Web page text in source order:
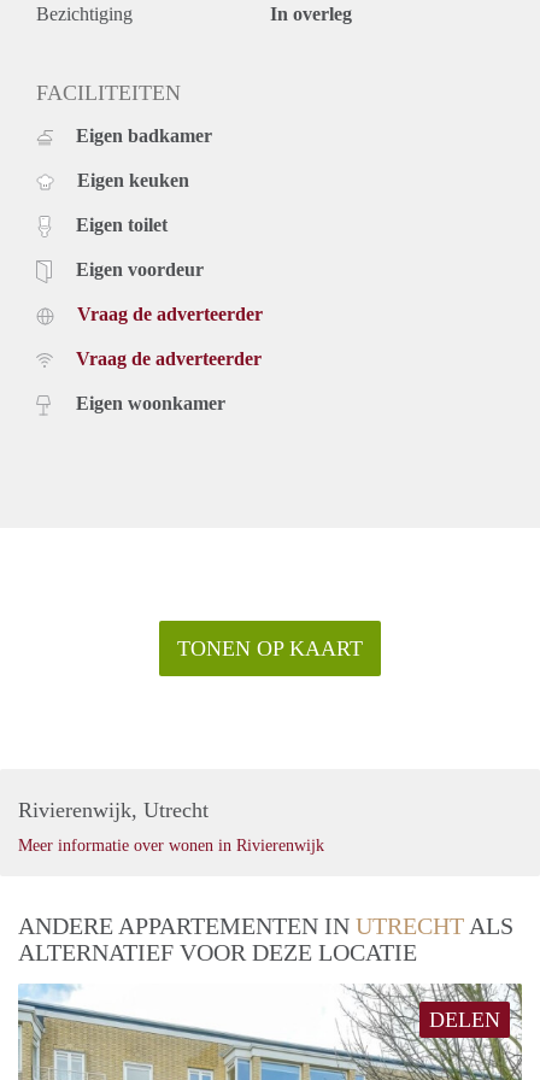
belastingen. Inclusief vloer en keukenapparatuur.
maanden voor een kortere periode kan er sprake zijn van
Voor meer informatie kunt u contact met ons opnemen of u
Bezichtiging In overleg
FACILITEITEN
Eigen badkamer
Eigen keuken
Eigen toilet
Eigen voordeur
Vraag de adverteerder
Vraag de adverteerder
Eigen woonkamer
TONEN OP KAART
Rivierenwijk, Utrecht
Meer informatie over wonen in Rivierenwijk
ANDERE APPARTEMENTEN IN UTRECHT ALS
ALTERNATIEF VOOR DEZE LOCATIE
DELEN